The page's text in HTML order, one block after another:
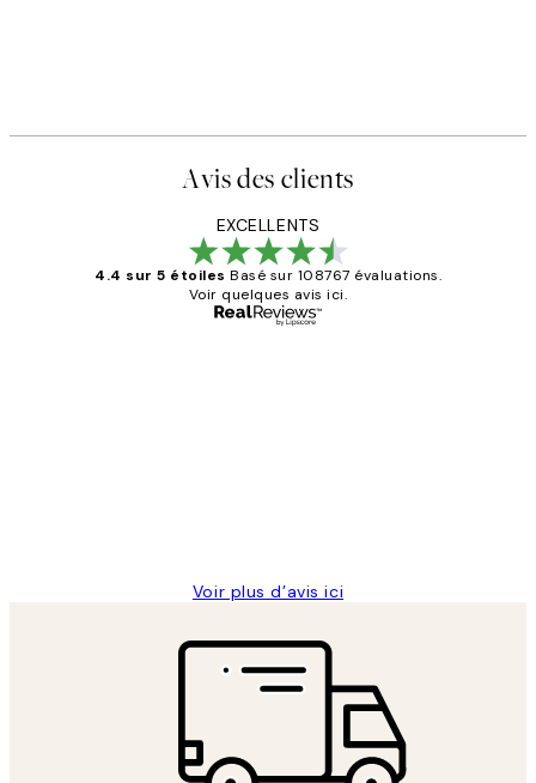
Avis des clients
EXCELLENTS
4.4 sur 5 étoiles Basé sur 108767 évaluations.
Voir quelques avis ici.
Voir plus d’avis ici